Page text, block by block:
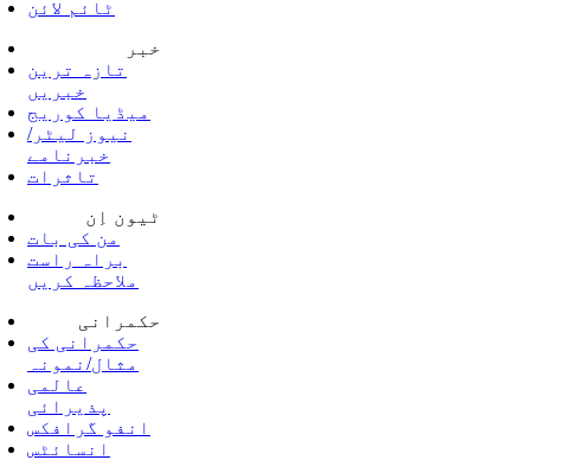
ٹائم لائن
خبر
تازہ ترین
خبریں
میڈیا کوریج
نیوز لیٹر/
خبرنامے
تاثرات
ٹیون اِن
من کی بات
براہ راست
ملاحظہ کریں
حکمرانی
حکمرانی کی
مثال/نمونہ
عالمی
پذیرائی
انفو گرافکس
انسائٹس